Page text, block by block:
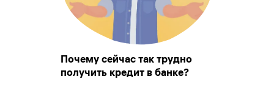
Почему сейчас так трудно
получить кредит в банке?